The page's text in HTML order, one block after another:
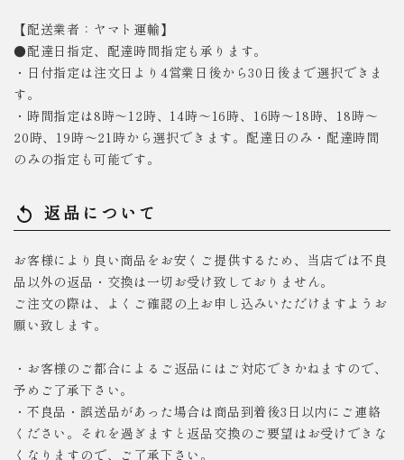
【配送業者：ヤマト運輸】
●配達日指定、配達時間指定も承ります。
・日付指定は注文日より4営業日後から30日後まで選択できま
す。
・時間指定は8時～12時、14時～16時、16時～18時、18時～
20時、19時～21時から選択できます。配達日のみ・配達時間
のみの指定も可能です。
replay 返品について
お客様により良い商品をお安くご提供するため、当店では不良
品以外の返品・交換は一切お受け致しておりません。
ご注文の際は、よくご確認の上お申し込みいただけますようお
願い致します。
・お客様のご都合によるご返品にはご対応できかねますので、
予めご了承下さい。
・不良品・誤送品があった場合は商品到着後3日以内にご連絡
ください。それを過ぎますと返品交換のご要望はお受けできな
くなりますので、ご了承下さい。